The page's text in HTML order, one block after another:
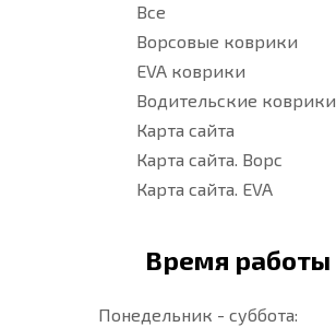
Все
Ворсовые коврики
EVA коврики
Водительские коврики
Карта сайта
Карта сайта. Ворс
Карта сайта. EVA
Время работы
Понедельник - суббота: